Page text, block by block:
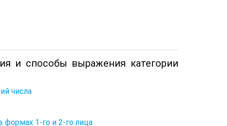
и способы выражения категории
числа
формах 1-го и 2-го лица